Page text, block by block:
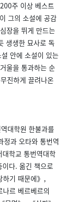
주 이상 베스트
그의 소설에 공감
장을 뛰게 만드는
생생한 묘사로 독
안에 소설이 있는
울을 통과하는 순
진하게 끌려나온
대학원 한불과를
정과 오타와 통번역
학교 통번역대학
다. 옮긴 책으로
하기 때문에》,
르 베르베르의